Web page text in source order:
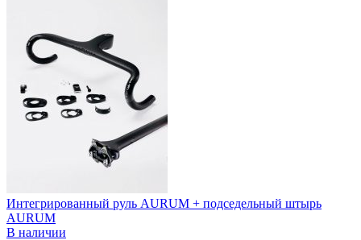
Интегрированный руль AURUM + подседельный штырь
AURUM
В наличии